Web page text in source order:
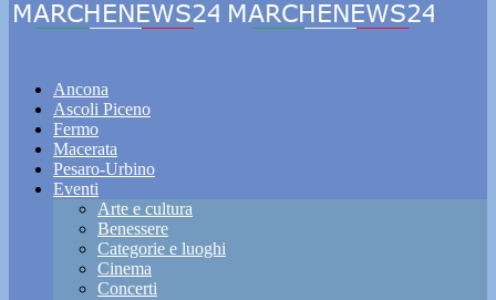
Ancona
Ascoli Piceno
Fermo
Macerata
Pesaro-Urbino
Eventi
Arte e cultura
Benessere
Categorie e luoghi
Cinema
Concerti